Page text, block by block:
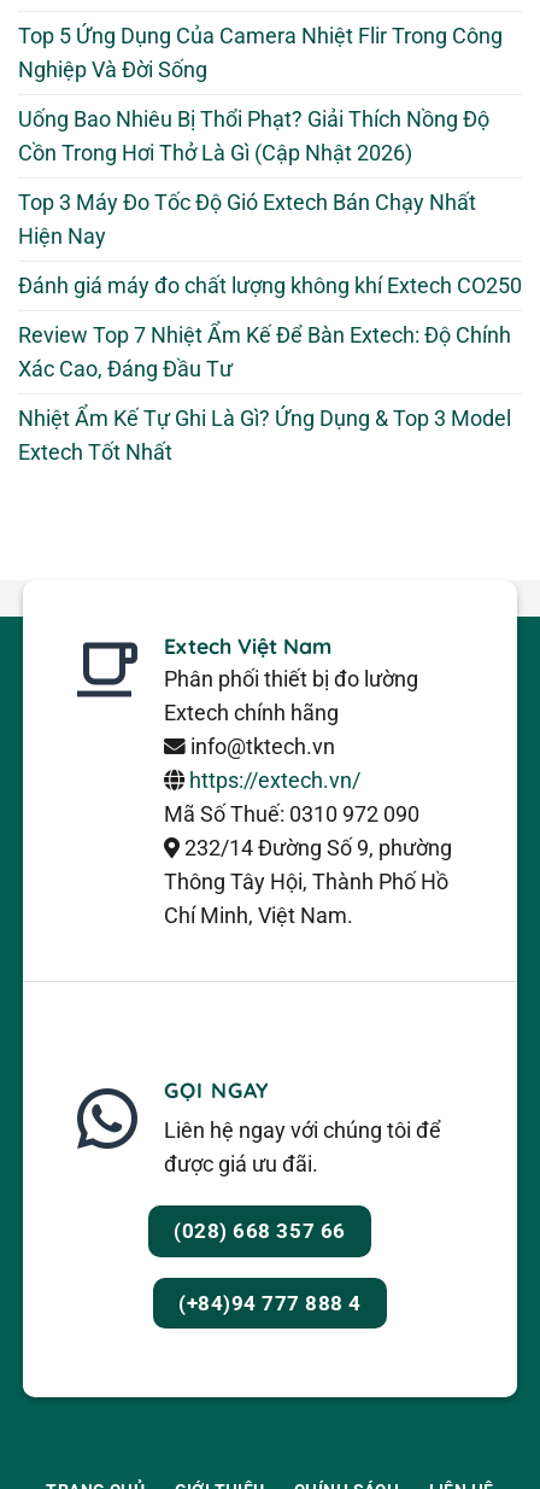
Top 5 Ứng Dụng Của Camera Nhiệt Flir Trong Công
Nghiệp Và Đời Sống
Uống Bao Nhiêu Bị Thổi Phạt? Giải Thích Nồng Độ
Cồn Trong Hơi Thở Là Gì (Cập Nhật 2026)
Top 3 Máy Đo Tốc Độ Gió Extech Bán Chạy Nhất
Hiện Nay
Đánh giá máy đo chất lượng không khí Extech CO250
Review Top 7 Nhiệt Ẩm Kế Để Bàn Extech: Độ Chính
Xác Cao, Đáng Đầu Tư
Nhiệt Ẩm Kế Tự Ghi Là Gì? Ứng Dụng & Top 3 Model
Extech Tốt Nhất
Extech Việt Nam
Phân phối thiết bị đo lường
Extech chính hãng
info@tktech.vn
https://extech.vn/
Mã Số Thuế: 0310 972 090
232/14 Đường Số 9, phường
Thông Tây Hội, Thành Phố Hồ
Chí Minh, Việt Nam.
GỌI NGAY
Liên hệ ngay với chúng tôi để
được giá ưu đãi.
(028) 668 357 66
(+84)94 777 888 4